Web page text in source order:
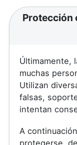
Protección
Últimamente,
muchas
Utilizan
falsas,
intentan
A
protegerse.